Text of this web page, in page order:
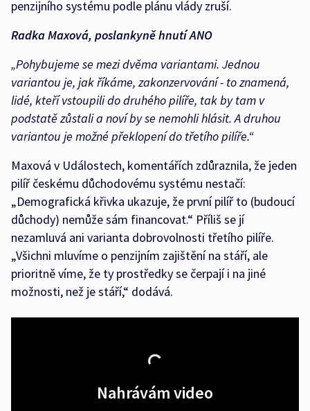
penzijního systému podle plánu vlády zruší.
Radka Maxová, poslankyně hnutí ANO
„Pohybujeme se mezi dvěma variantami. Jednou
variantou je, jak říkáme, zakonzervování - to znamená,
lidé, kteří vstoupili do druhého pilíře, tak by tam v
podstatě zůstali a noví by se nemohli hlásit. A druhou
variantou je možné překlopení do třetího pilíře.“
Maxová v Událostech, komentářích zdůraznila, že jeden
pilíř českému důchodovému systému nestačí:
„Demografická křivka ukazuje, že první pilíř to (budoucí
důchody) nemůže sám financovat.“ Příliš se jí
nezamluvá ani varianta dobrovolnosti třetího pilíře.
„Všichni mluvíme o penzijním zajištění na stáří, ale
prioritně víme, že ty prostředky se čerpají i na jiné
možnosti, než je stáří,“ dodává.
Nahrávám video